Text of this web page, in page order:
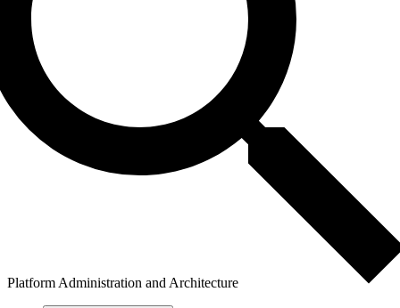
Platform Administration and Architecture